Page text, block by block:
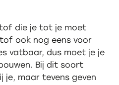
die je tot je moet
ook nog eens voor
vatbaar, dus moet je je
Bij dit soort
je, maar tevens geven